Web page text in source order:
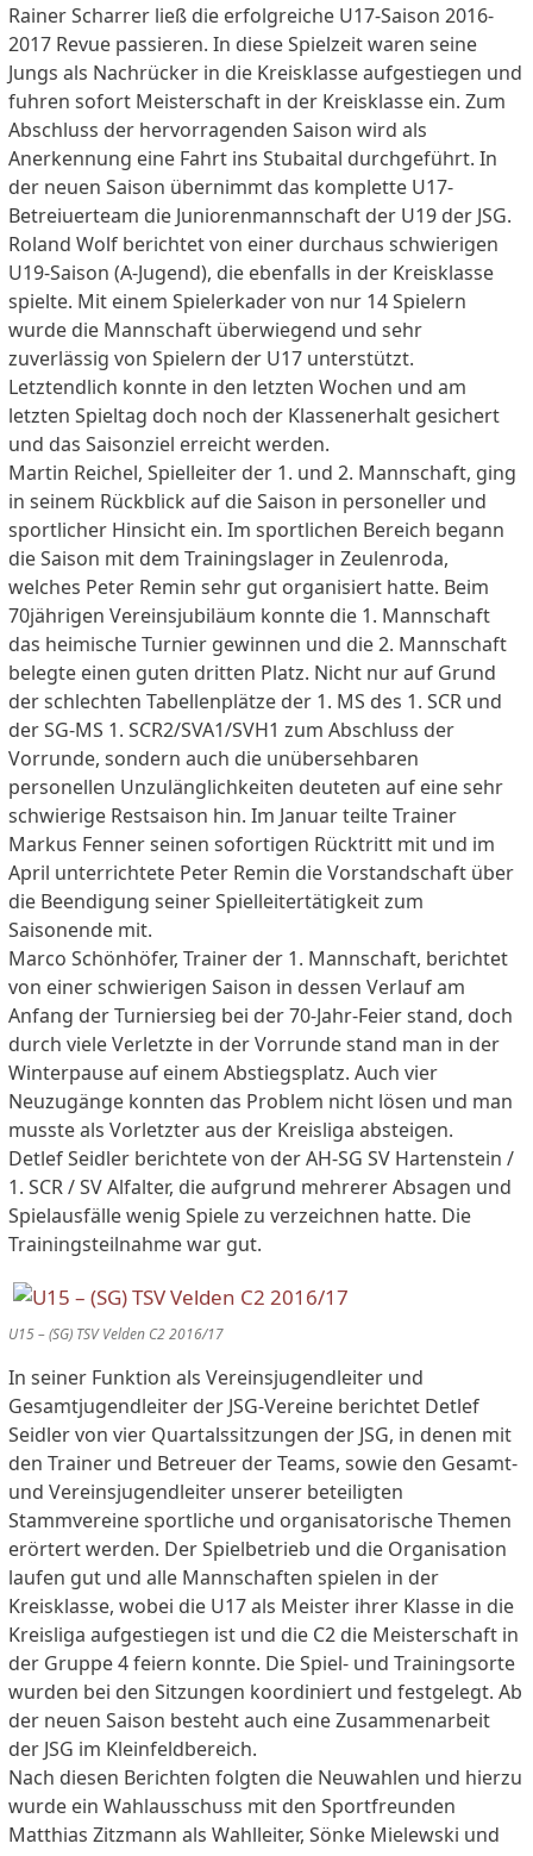
Rainer Scharrer ließ die erfolgreiche U17-Saison 2016-
2017 Revue passieren. In diese Spielzeit waren seine
Jungs als Nachrücker in die Kreisklasse aufgestiegen und
fuhren sofort Meisterschaft in der Kreisklasse ein. Zum
Abschluss der hervorragenden Saison wird als
Anerkennung eine Fahrt ins Stubaital durchgeführt. In
der neuen Saison übernimmt das komplette U17-
Betreiuerteam die Juniorenmannschaft der U19 der JSG.
Roland Wolf berichtet von einer durchaus schwierigen
U19-Saison (A-Jugend), die ebenfalls in der Kreisklasse
spielte. Mit einem Spielerkader von nur 14 Spielern
wurde die Mannschaft überwiegend und sehr
zuverlässig von Spielern der U17 unterstützt.
Letztendlich konnte in den letzten Wochen und am
letzten Spieltag doch noch der Klassenerhalt gesichert
und das Saisonziel erreicht werden.
Martin Reichel, Spielleiter der 1. und 2. Mannschaft, ging
in seinem Rückblick auf die Saison in personeller und
sportlicher Hinsicht ein. Im sportlichen Bereich begann
die Saison mit dem Trainingslager in Zeulenroda,
welches Peter Remin sehr gut organisiert hatte. Beim
70jährigen Vereinsjubiläum konnte die 1. Mannschaft
das heimische Turnier gewinnen und die 2. Mannschaft
belegte einen guten dritten Platz. Nicht nur auf Grund
der schlechten Tabellenplätze der 1. MS des 1. SCR und
der SG-MS 1. SCR2/SVA1/SVH1 zum Abschluss der
Vorrunde, sondern auch die unübersehbaren
personellen Unzulänglichkeiten deuteten auf eine sehr
schwierige Restsaison hin. Im Januar teilte Trainer
Markus Fenner seinen sofortigen Rücktritt mit und im
April unterrichtete Peter Remin die Vorstandschaft über
die Beendigung seiner Spielleitertätigkeit zum
Saisonende mit.
Marco Schönhöfer, Trainer der 1. Mannschaft, berichtet
von einer schwierigen Saison in dessen Verlauf am
Anfang der Turniersieg bei der 70-Jahr-Feier stand, doch
durch viele Verletzte in der Vorrunde stand man in der
Winterpause auf einem Abstiegsplatz. Auch vier
Neuzugänge konnten das Problem nicht lösen und man
musste als Vorletzter aus der Kreisliga absteigen.
Detlef Seidler berichtete von der AH-SG SV Hartenstein /
1. SCR / SV Alfalter, die aufgrund mehrerer Absagen und
Spielausfälle wenig Spiele zu verzeichnen hatte. Die
Trainingsteilnahme war gut.
U15 – (SG) TSV Velden C2 2016/17
In seiner Funktion als Vereinsjugendleiter und
Gesamtjugendleiter der JSG-Vereine berichtet Detlef
Seidler von vier Quartalssitzungen der JSG, in denen mit
den Trainer und Betreuer der Teams, sowie den Gesamt-
und Vereinsjugendleiter unserer beteiligten
Stammvereine sportliche und organisatorische Themen
erörtert werden. Der Spielbetrieb und die Organisation
laufen gut und alle Mannschaften spielen in der
Kreisklasse, wobei die U17 als Meister ihrer Klasse in die
Kreisliga aufgestiegen ist und die C2 die Meisterschaft in
der Gruppe 4 feiern konnte. Die Spiel- und Trainingsorte
wurden bei den Sitzungen koordiniert und festgelegt. Ab
der neuen Saison besteht auch eine Zusammenarbeit
der JSG im Kleinfeldbereich.
Nach diesen Berichten folgten die Neuwahlen und hierzu
wurde ein Wahlausschuss mit den Sportfreunden
Matthias Zitzmann als Wahlleiter, Sönke Mielewski und